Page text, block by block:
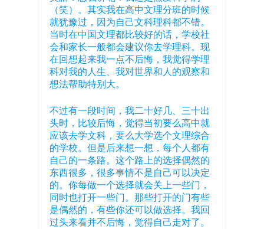
（笑）。其实我在高中文理分班的时候
就犹豫过，因为自己文科理科都不错。
当时在中国文理都比较好的话，学校社
会和家长一般都会建议你去学理科。现
在回想起来我一点不后悔，我觉得学理
科对我的人生、我对世界和人的观察和
想法帮助特别大。
不过有一段时间，我二十好几、三十出
头时，比较后悔，觉得当初要么高中就
应该去学文科，要么大学选个文理综合
的学校。但是后来想一想，每个人都有
自己的一条路。这个路上的选择偶然的
东西很多，很多事情不是自己可以决定
的。你每做一个选择就会关上一些门，
同时也打开一些门。那些打开的门有些
是偶然的，有些你还可以做选择。我回
过头来看并不后悔，觉得自己走对了。